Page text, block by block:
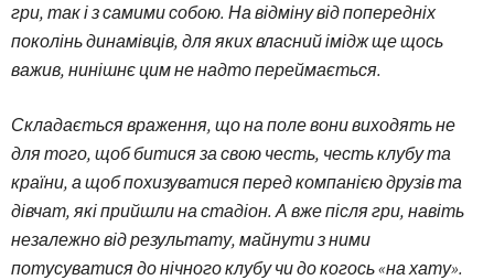
гри, так і з самими собою. На відміну від попередніх
поколінь динамівців, для яких власний імідж ще щось
важив, нинішнє цим не надто переймається.
Складається враження, що на поле вони виходять не
для того, щоб битися за свою честь, честь клубу та
країни, а щоб похизуватися перед компанією друзів та
дівчат, які прийшли на стадіон. А вже після гри, навіть
незалежно від результату, майнути з ними
потусуватися до нічного клубу чи до когось «на хату».